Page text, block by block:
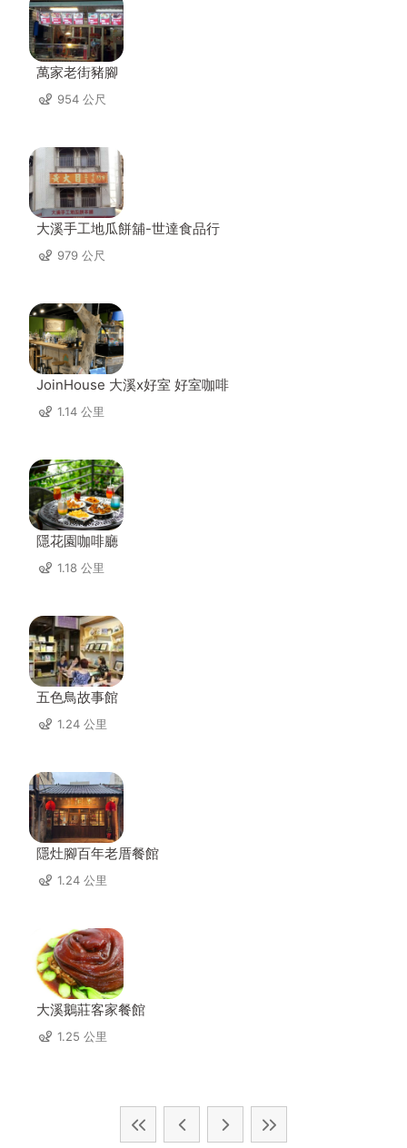
萬家老街豬腳
954 公尺
大溪手工地瓜餅舖-世達食品行
979 公尺
JoinHouse 大溪x好室 好室咖啡
1.14 公里
隱花園咖啡廳
1.18 公里
五色鳥故事館
1.24 公里
隱灶腳百年老厝餐館
1.24 公里
大溪鵝莊客家餐館
1.25 公里